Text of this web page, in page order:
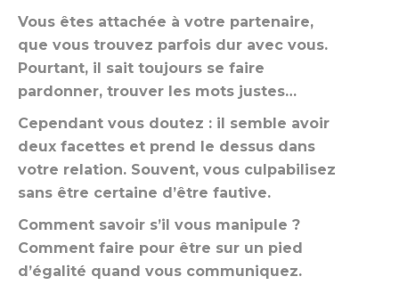
Vous êtes attachée à votre partenaire,
que vous trouvez parfois dur avec vous.
Pourtant, il sait toujours se faire
pardonner, trouver les mots justes…
Cependant vous doutez : il semble avoir
deux facettes et prend le dessus dans
votre relation. Souvent, vous culpabilisez
sans être certaine d’être fautive.
Comment savoir s’il vous manipule ?
Comment faire pour être sur un pied
d’égalité quand vous communiquez.